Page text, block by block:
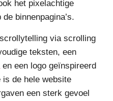
het pixelachtige
binnenpagina’s.
via scrolling
teksten, een
en een logo geïnspireerd
de hele website
een sterk gevoel